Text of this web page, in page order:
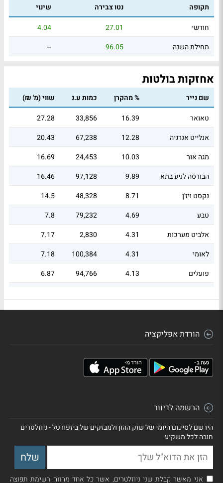
תקופה נטו צבירה
שינוי
חודשי
27.01
4.04
תחילת השנה
96.05
--
אחזקות בולטות
שם נייר % מהקרן כמות ע.נ
שווי (מ' ₪)
טאואר
16.39
33,856
27.28
אנלייט אנרגיה
12.28
67,238
20.43
מגה אור
10.03
24,453
16.69
הבורסה לניע בתא
9.89
97,128
16.46
נקסט ויז'ן
8.71
48,328
14.5
טבע
4.69
79,232
7.8
אלביט מערכות
4.31
2,830
7.17
לאומי
4.31
100,384
7.18
פועלים
4.13
94,766
6.87
הורדת אפליקציה
הרשמה לדיוור
הירשם לסיכום היומי של שוק ההון ולמבזקים של ביזפורטל - ניוזלטרים
חובה לכל משקיע
אני מאשר קבלת שני ניוזלטרים, אשר כל אחד מהווה רשימת תפוצה